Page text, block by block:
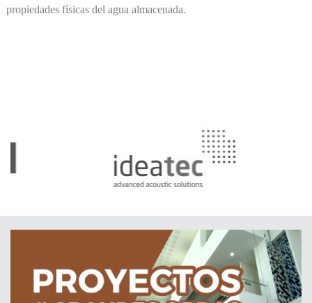
propiedades físicas del agua almacenada.